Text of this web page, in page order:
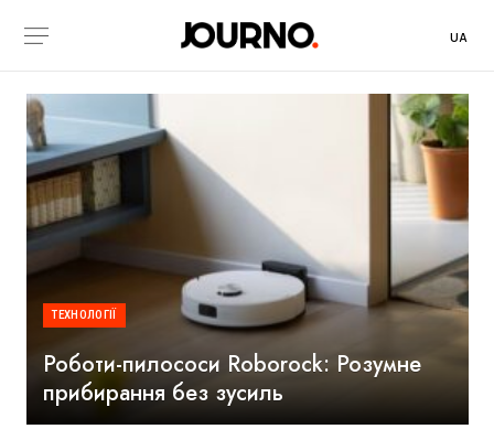
UA
ТЕХНОЛОГІЇ
Роботи-пилососи Roborock: Розумне
прибирання без зусиль